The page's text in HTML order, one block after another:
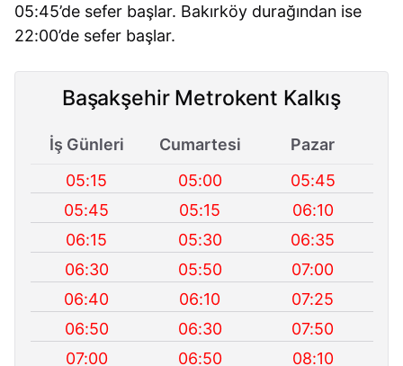
05:45’de sefer başlar. Bakırköy durağından ise
22:00’de sefer başlar.
Başakşehir Metrokent Kalkış
İş Günleri Cumartesi
Pazar
05:15
05:00
05:45
05:45
05:15
06:10
06:15
05:30
06:35
06:30
05:50
07:00
06:40
06:10
07:25
06:50
06:30
07:50
07:00
06:50 08:10